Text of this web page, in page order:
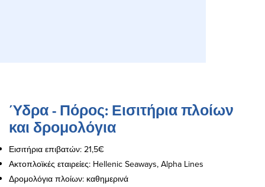
Ύδρα - Πόρος: Εισιτήρια πλοίων
και δρομολόγια
Εισιτήρια επιβατών: 21,5€
Ακτοπλοϊκές εταιρείες: Hellenic Seaways, Alpha Lines
Δρομολόγια πλοίων: καθημερινά